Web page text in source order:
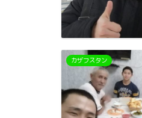
カザフスタン